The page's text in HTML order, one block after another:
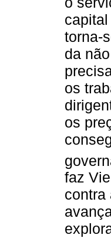
torna-
da
os
os
faz
contra